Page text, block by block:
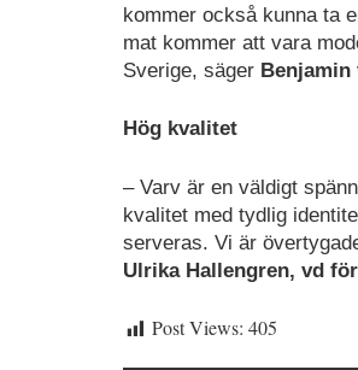
kommer också kunna ta
mat kommer att vara
Sverige, säger
Hög kvalitet
– Varv är en väldigt
kvalitet med tydlig
serveras. Vi är
Ulrika Hallengren, vd för
Post Views: 405